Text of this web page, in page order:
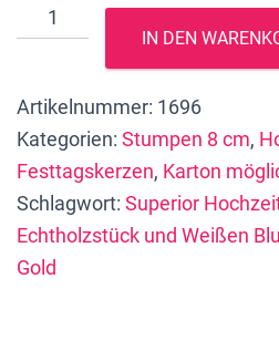
Superior
Hochzeitskerze
ECHTHOLZSTÜCK
und
TEELICHT-
Einsatz
"Wir
lieben
IN DEN
Artikelnummer: 1696
Kategorien: Stumpen 8 cm,
Festtagskerzen, Karton
Schlagwort: Superior
Echtholzstück und Weißen
Gold